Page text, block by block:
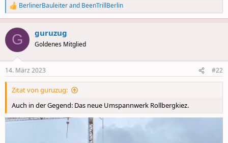
R
e
a
c
i
s
:
BerlinerBauleiterand BeenTrillBerlin
G guruzug
Goldenes Mitglied
14. März 2023 #22
Zitat von guruzug:
Auch in der Gegend: Das neue Umspannwerk Rollbergkiez.